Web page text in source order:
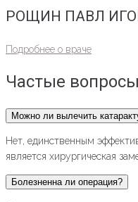
РОЩИН ПАВЛ
Подробнее о враче
Частые вопросы
Можно ли вылечить
Нет, единственным
является хирургическая
Болезненна ли операция?